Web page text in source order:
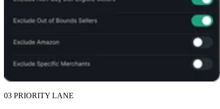
03 PRIORITY LANE